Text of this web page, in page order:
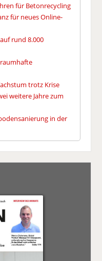
für Betonrecycling
für neues Online-
rund 8.000
trotz Krise
weitere Jahre zum
in der